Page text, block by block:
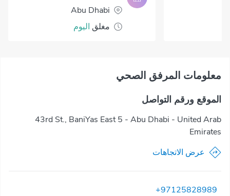
Abu Dhabi
مغلق اليوم
معلومات المرفق الصحي
الموقع ورقم التواصل
43rd St., BaniYas East 5 - Abu Dhabi - United Arab
Emirates
عرض الاتجاهات
+97125828989